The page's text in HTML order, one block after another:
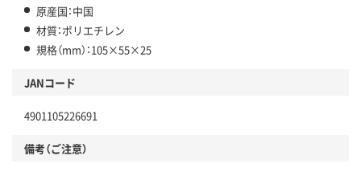
原産国：中国
材質：ポリエチレン
規格（mm）：105×55×25
JANコード
4901105226691
備考（ご注意）